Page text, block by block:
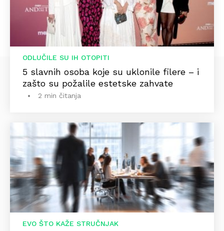
ODLUČILE SU IH OTOPITI
5 slavnih osoba koje su uklonile filere – i
zašto su požalile estetske zahvate
2 min čitanja
EVO ŠTO KAŽE STRUČNJAK